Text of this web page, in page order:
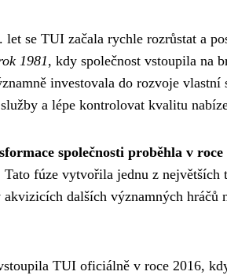
let se TUI začala rychle rozrůstat a
1981, kdy společnost vstoupila na
investovala do rozvoje
a lépe kontrolovat kvalitu
společnosti proběhla v roce
Tato fúze vytvořila jednu z
akvizicích dalších významných
TUI oficiálně v roce 2016,